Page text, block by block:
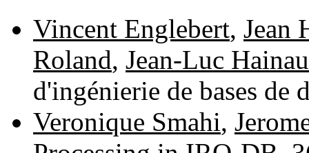
Vincent Englebert, Jean
Roland, Jean-Luc
d'ingénierie de bases de
Veronique Smahi,